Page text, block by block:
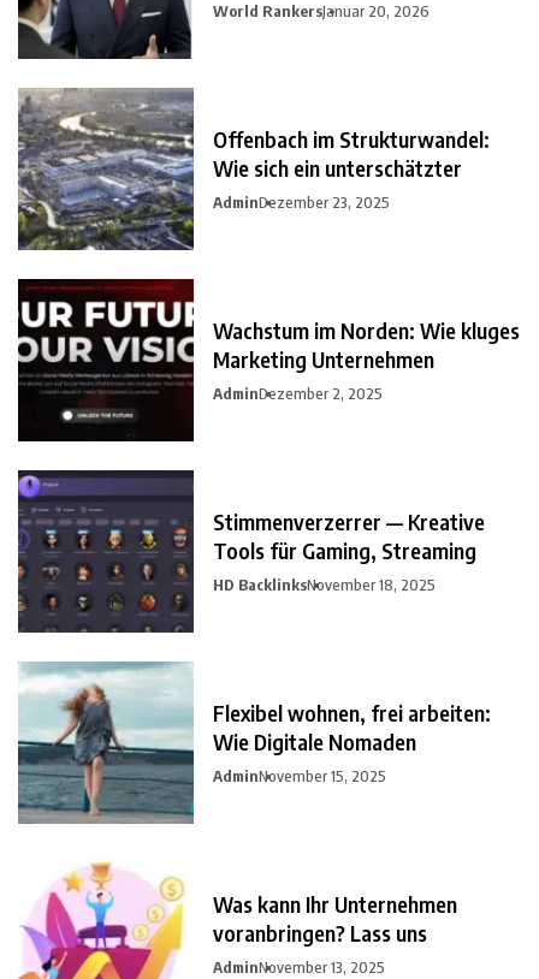
World RankersJanuar 20, 2026
Offenbach im Strukturwandel:
Wie sich ein unterschätzter
AdminDezember 23, 2025
Wachstum im Norden: Wie kluges
Marketing Unternehmen
AdminDezember 2, 2025
Stimmenverzerrer — Kreative
Tools für Gaming, Streaming
HD BacklinksNovember 18, 2025
Flexibel wohnen, frei arbeiten:
Wie Digitale Nomaden
AdminNovember 15, 2025
Was kann Ihr Unternehmen
voranbringen? Lass uns
AdminNovember 13, 2025